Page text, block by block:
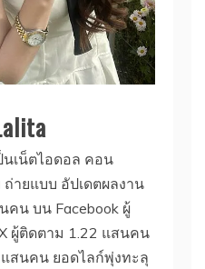
นเน็ตไอดอล คอน
ถ่ายแบบ อัปเดตผลงาน
คน บน Facebook ผู้
ผู้ติดตาม 1.22 แสนคน
สนคน ยอดไลก์พุ่งทะลุ